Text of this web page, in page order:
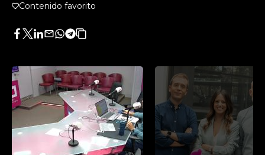
Contenido favorito
Facebook
Twitter
LinkedIn
Enviar
Whatsapp
Telegram
Copiar
artículo